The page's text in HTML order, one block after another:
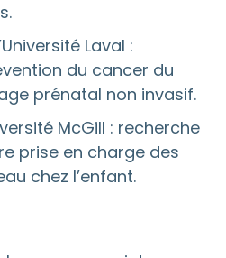
Laval :
du cancer du
prénatal non invasif.
McGill : recherche
prise en charge des
chez l’enfant.